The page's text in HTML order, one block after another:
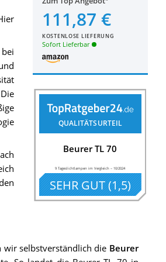
111,87 €
KOSTENLOSE LIEFERUNG
Sofort Lieferbar
QUALITÄTSURTEIL
Beurer TL 70
9 Tageslichtlampen im Vergleich –10/2024
SEHR GUT(1,5)
wir selbstverständlich die Beurer